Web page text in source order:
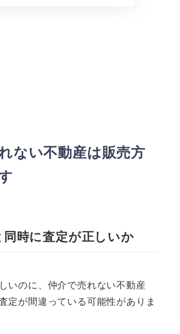
ない不動産は販売方
同時に査定が正しいか
いのに、仲介で売れない不動産
定が間違っている可能性がありま